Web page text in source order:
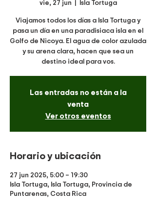
vie, 27 jun
  |
Isla Tortuga
Viajamos todos los días a Isla Tortuga y
pasa un día en una paradisiaca isla en el
Golfo de Nicoya. El agua de color azulada
y su arena clara, hacen que sea un
destino ideal para vos.
Las entradas no están a la
venta
Ver otros eventos
Horario y ubicación
27 jun 2025, 5:00 – 19:30
Isla Tortuga, Isla Tortuga, Provincia de
Puntarenas, Costa Rica